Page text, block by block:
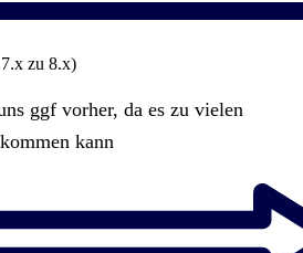
zu 8.x)
ggf vorher, da es zu vielen
kann